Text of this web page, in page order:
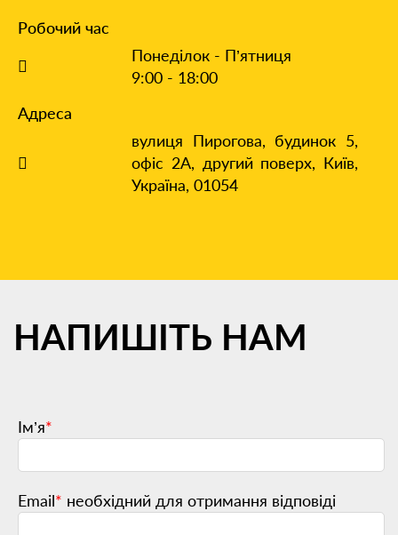
Робочий час
Понеділок - П’ятниця
9:00 - 18:00
Адреса
вулиця Пирогова, будинок 5,
офіс 2А, другий поверх, Київ,
Україна, 01054
НАПИШІТЬ НАМ
Ім’я*
Email* необхідний для отримання відповіді